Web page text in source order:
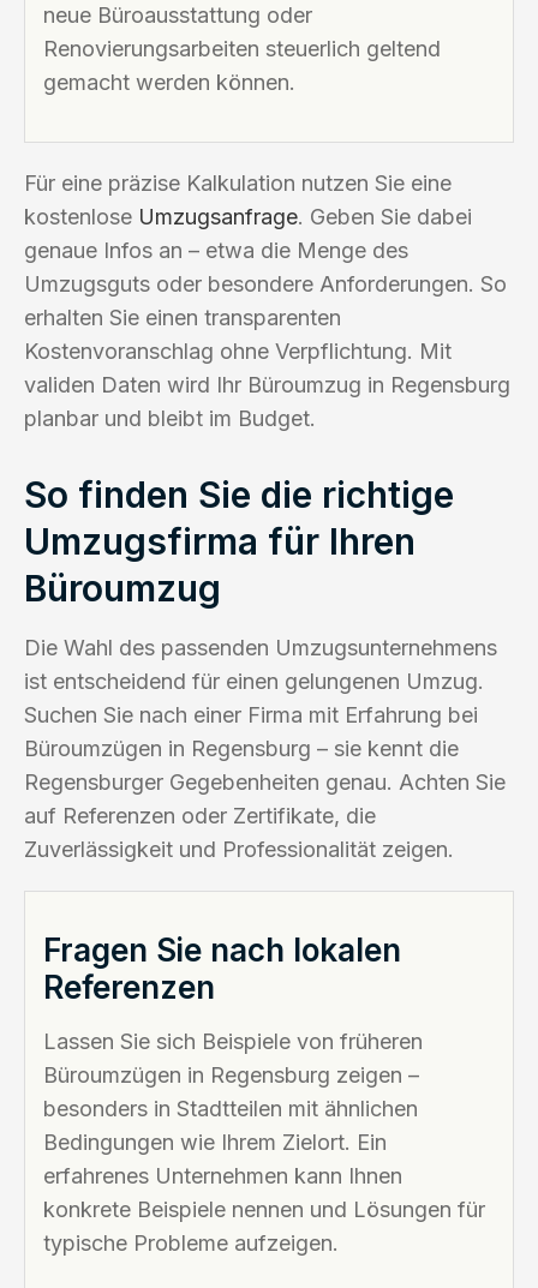
neue Büroausstattung oder
Renovierungsarbeiten steuerlich geltend
gemacht werden können.
Für eine präzise Kalkulation nutzen Sie eine
kostenlose Umzugsanfrage. Geben Sie dabei
genaue Infos an – etwa die Menge des
Umzugsguts oder besondere Anforderungen. So
erhalten Sie einen transparenten
Kostenvoranschlag ohne Verpflichtung. Mit
validen Daten wird Ihr Büroumzug in Regensburg
planbar und bleibt im Budget.
So finden Sie die richtige
Umzugsfirma für Ihren
Büroumzug
Die Wahl des passenden Umzugsunternehmens
ist entscheidend für einen gelungenen Umzug.
Suchen Sie nach einer Firma mit Erfahrung bei
Büroumzügen in Regensburg – sie kennt die
Regensburger Gegebenheiten genau. Achten Sie
auf Referenzen oder Zertifikate, die
Zuverlässigkeit und Professionalität zeigen.
Fragen Sie nach lokalen
Referenzen
Lassen Sie sich Beispiele von früheren
Büroumzügen in Regensburg zeigen –
besonders in Stadtteilen mit ähnlichen
Bedingungen wie Ihrem Zielort. Ein
erfahrenes Unternehmen kann Ihnen
konkrete Beispiele nennen und Lösungen für
typische Probleme aufzeigen.